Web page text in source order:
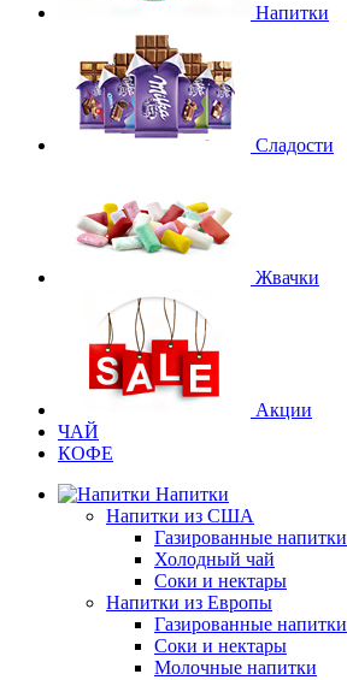
Напитки
Сладости
Жвачки
Акции
ЧАЙ
КОФЕ
Напитки
Напитки из США
Газированные напитки
Холодный чай
Соки и нектары
Напитки из Европы
Газированные напитки
Соки и нектары
Молочные напитки